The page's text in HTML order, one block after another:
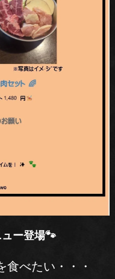
ー登場🐾
べたい・・・